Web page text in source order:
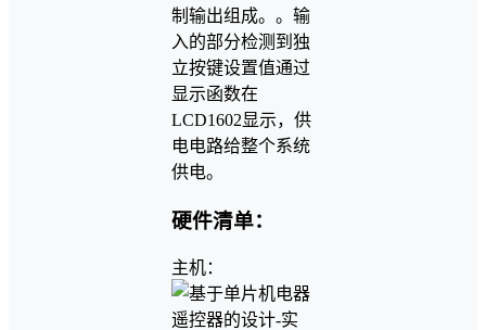
制输出组成。。输
入的部分检测到独
立按键设置值通过
显示函数在
LCD1602显示，供
电电路给整个系统
供电。
硬件清单：
主机：